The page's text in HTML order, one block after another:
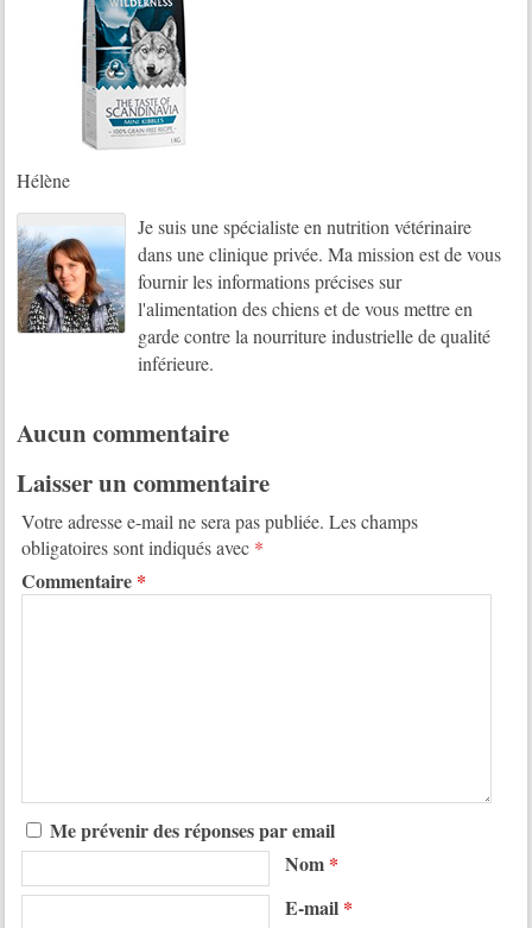
Hélène
Je suis une spécialiste en nutrition vétérinaire
dans une clinique privée. Ma mission est de vous
fournir les informations précises sur
l'alimentation des chiens et de vous mettre en
garde contre la nourriture industrielle de qualité
inférieure.
Aucun commentaire
Laisser un commentaire
Votre adresse e-mail ne sera pas publiée. Les champs
obligatoires sont indiqués avec *
Commentaire *
Me prévenir des réponses par email
Nom *
E-mail *